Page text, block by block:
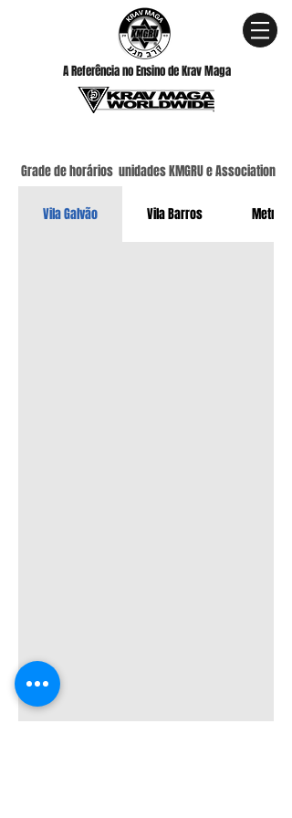
A Referência no Ensino de Krav Maga
Grade de horários unidades KMGRU e Association
Vila Galvão Vila Barros Metrô